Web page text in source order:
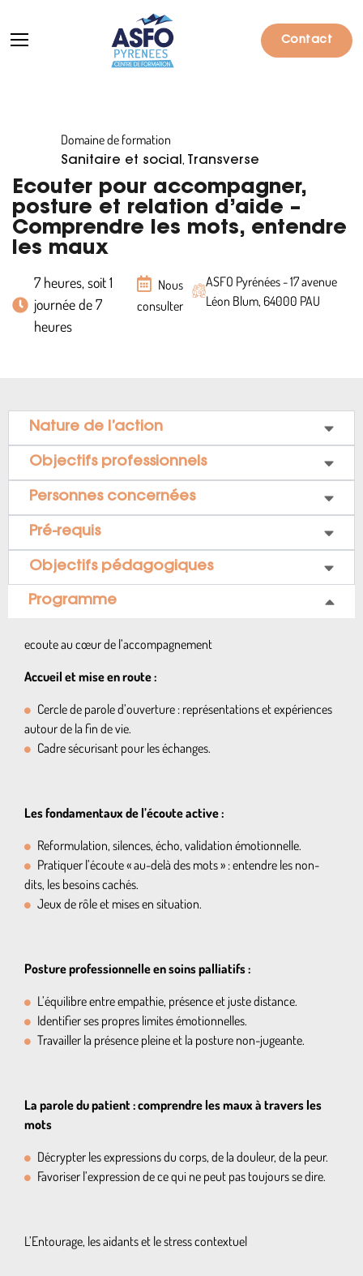
Contact
Formations
Particuliers
Entreprises
Qui sommes-nous ?
Actualités
Informations pratiques
Domaine de formation
Sanitaire et social , Transverse
Ecouter pour accompagner,
posture et relation d’aide –
Comprendre les mots, entendre
les maux
7 heures, soit 1
journée de 7
heures
Nous
consulter
ASFO Pyrénées - 17 avenue
Léon Blum, 64000 PAU
Nature de l’action
Objectifs professionnels
Personnes concernées
Pré-requis
Objectifs pédagogiques
Programme
ecoute au cœur de l’accompagnement
Accueil et mise en route :
Cercle de parole d’ouverture : représentations et expériences
autour de la fin de vie.
Cadre sécurisant pour les échanges.
Les fondamentaux de l’écoute active :
Reformulation, silences, écho, validation émotionnelle.
Pratiquer l’écoute « au-delà des mots » : entendre les non-
dits, les besoins cachés.
Jeux de rôle et mises en situation.
Posture professionnelle en soins palliatifs :
L’équilibre entre empathie, présence et juste distance.
Identifier ses propres limites émotionnelles.
Travailler la présence pleine et la posture non-jugeante.
La parole du patient : comprendre les maux à travers les
mots
Décrypter les expressions du corps, de la douleur, de la peur.
Favoriser l’expression de ce qui ne peut pas toujours se dire.
L’Entourage, les aidants et le stress contextuel